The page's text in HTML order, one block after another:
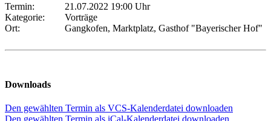
Termin:
21.07.2022 19:00 Uhr
Kategorie:
Vorträge
Ort:
Gangkofen, Marktplatz, Gasthof "Bayerischer Hof"
Downloads
Den gewählten Termin als VCS-Kalenderdatei downloaden